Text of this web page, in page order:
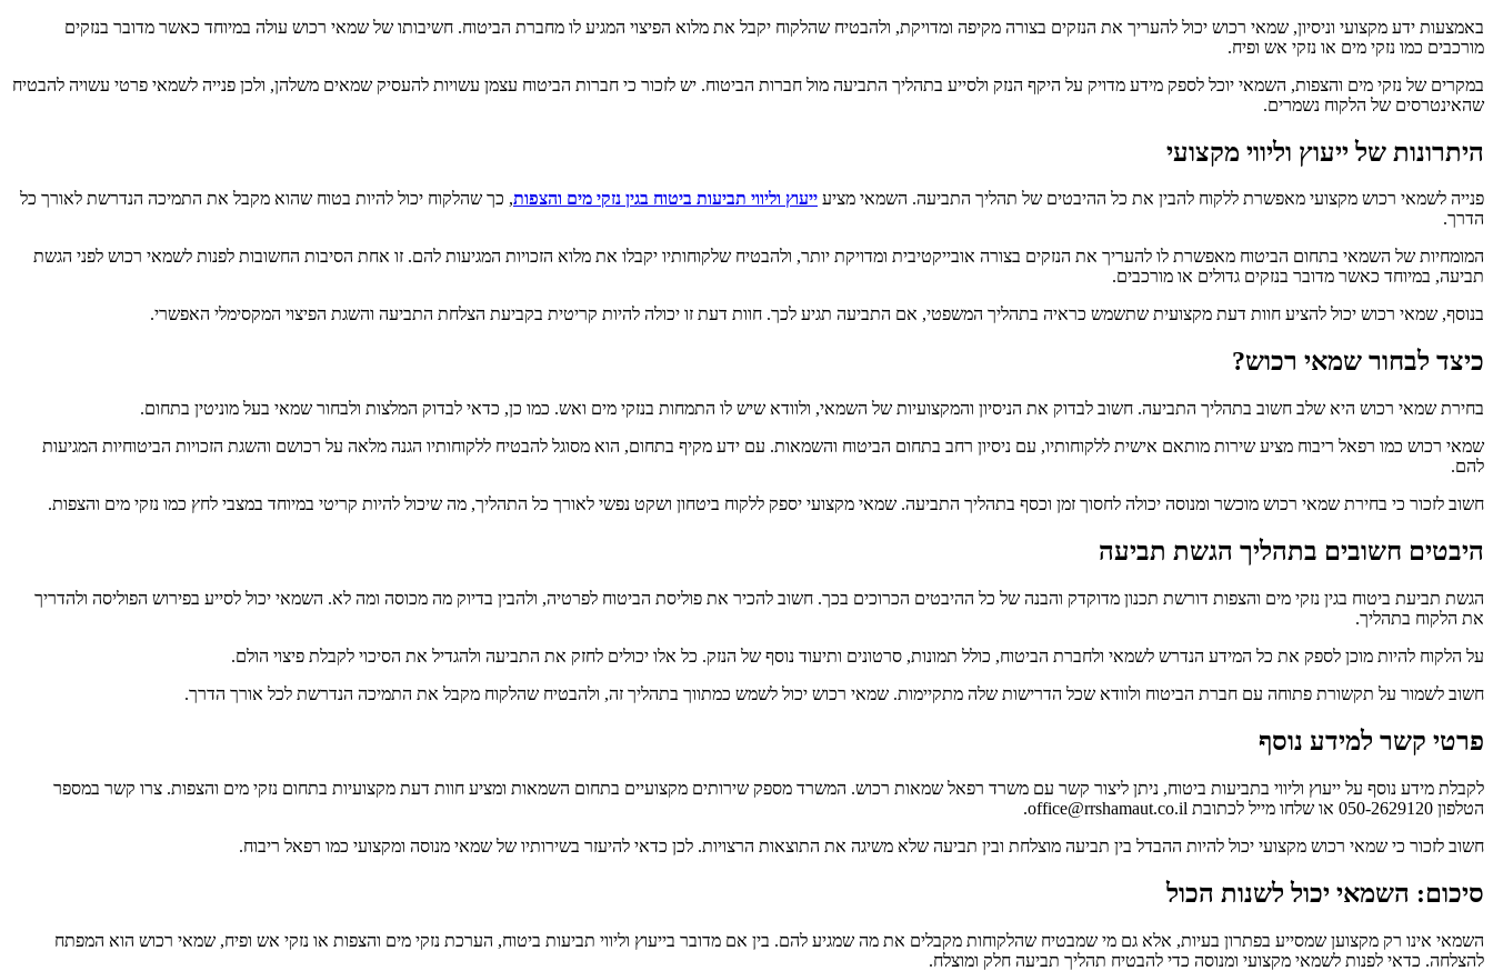
באמצעות ידע מקצועי וניסיון, שמאי רכוש יכול להעריך את הנזקים בצורה מקיפה ומדויקת, ולהבטיח שהלקוח יקבל את מלוא הפיצוי המגיע לו מחברת הביטוח. חשיבותו של שמאי רכוש עולה במיוחד כאשר מדובר בנזקים
מורכבים כמו נזקי מים או נזקי אש ופיח.
במקרים של נזקי מים והצפות, השמאי יוכל לספק מידע מדויק על היקף הנזק ולסייע בתהליך התביעה מול חברות הביטוח. יש לזכור כי חברות הביטוח עצמן עשויות להעסיק שמאים משלהן, ולכן פנייה לשמאי פרטי עשויה להבטיח
שהאינטרסים של הלקוח נשמרים.
היתרונות של ייעוץ וליווי מקצועי
פנייה לשמאי רכוש מקצועי מאפשרת ללקוח להבין את כל ההיבטים של תהליך התביעה. השמאי מציע ייעוץ וליווי תביעות ביטוח בגין נזקי מים והצפות, כך שהלקוח יכול להיות בטוח שהוא מקבל את התמיכה הנדרשת לאורך כל
הדרך.
המומחיות של השמאי בתחום הביטוח מאפשרת לו להעריך את הנזקים בצורה אובייקטיבית ומדויקת יותר, ולהבטיח שלקוחותיו יקבלו את מלוא הזכויות המגיעות להם. זו אחת הסיבות החשובות לפנות לשמאי רכוש לפני הגשת
תביעה, במיוחד כאשר מדובר בנזקים גדולים או מורכבים.
בנוסף, שמאי רכוש יכול להציע חוות דעת מקצועית שתשמש כראיה בתהליך המשפטי, אם התביעה תגיע לכך. חוות דעת זו יכולה להיות קריטית בקביעת הצלחת התביעה והשגת הפיצוי המקסימלי האפשרי.
כיצד לבחור שמאי רכוש?
בחירת שמאי רכוש היא שלב חשוב בתהליך התביעה. חשוב לבדוק את הניסיון והמקצועיות של השמאי, ולוודא שיש לו התמחות בנזקי מים ואש. כמו כן, כדאי לבדוק המלצות ולבחור שמאי בעל מוניטין בתחום.
שמאי רכוש כמו רפאל ריבוח מציע שירות מותאם אישית ללקוחותיו, עם ניסיון רחב בתחום הביטוח והשמאות. עם ידע מקיף בתחום, הוא מסוגל להבטיח ללקוחותיו הגנה מלאה על רכושם והשגת הזכויות הביטוחיות המגיעות
להם.
חשוב לזכור כי בחירת שמאי רכוש מוכשר ומנוסה יכולה לחסוך זמן וכסף בתהליך התביעה. שמאי מקצועי יספק ללקוח ביטחון ושקט נפשי לאורך כל התהליך, מה שיכול להיות קריטי במיוחד במצבי לחץ כמו נזקי מים והצפות.
היבטים חשובים בתהליך הגשת תביעה
הגשת תביעת ביטוח בגין נזקי מים והצפות דורשת תכנון מדוקדק והבנה של כל ההיבטים הכרוכים בכך. חשוב להכיר את פוליסת הביטוח לפרטיה, ולהבין בדיוק מה מכוסה ומה לא. השמאי יכול לסייע בפירוש הפוליסה ולהדריך
את הלקוח בתהליך.
על הלקוח להיות מוכן לספק את כל המידע הנדרש לשמאי ולחברת הביטוח, כולל תמונות, סרטונים ותיעוד נוסף של הנזק. כל אלו יכולים לחזק את התביעה ולהגדיל את הסיכוי לקבלת פיצוי הולם.
חשוב לשמור על תקשורת פתוחה עם חברת הביטוח ולוודא שכל הדרישות שלה מתקיימות. שמאי רכוש יכול לשמש כמתווך בתהליך זה, ולהבטיח שהלקוח מקבל את התמיכה הנדרשת לכל אורך הדרך.
פרטי קשר למידע נוסף
לקבלת מידע נוסף על ייעוץ וליווי בתביעות ביטוח, ניתן ליצור קשר עם משרד רפאל שמאות רכוש. המשרד מספק שירותים מקצועיים בתחום השמאות ומציע חוות דעת מקצועיות בתחום נזקי מים והצפות. צרו קשר במספר
הטלפון 050-2629120 או שלחו מייל לכתובת office@rrshamaut.co.il.
חשוב לזכור כי שמאי רכוש מקצועי יכול להיות ההבדל בין תביעה מוצלחת ובין תביעה שלא משיגה את התוצאות הרצויות. לכן כדאי להיעזר בשירותיו של שמאי מנוסה ומקצועי כמו רפאל ריבוח.
סיכום: השמאי יכול לשנות הכול
השמאי אינו רק מקצוען שמסייע בפתרון בעיות, אלא גם מי שמבטיח שהלקוחות מקבלים את מה שמגיע להם. בין אם מדובר בייעוץ וליווי תביעות ביטוח, הערכת נזקי מים והצפות או נזקי אש ופיח, שמאי רכוש הוא המפתח
להצלחה. כדאי לפנות לשמאי מקצועי ומנוסה כדי להבטיח תהליך תביעה חלק ומוצלח.